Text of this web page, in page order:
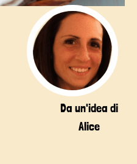
Da un'idea di
Alice